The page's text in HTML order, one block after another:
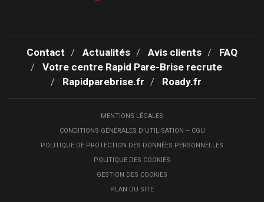
Contact Actualités Avis clients
FAQ
Votre centre Rapid Pare-Brise recrute
Rapidparebrise.fr
Roady.fr
MENTIONS LÉGALES
CONDITIONS GÉNÉRALES D’UTILISATION – CGU
POLITIQUE DE PROTECTION DES DONNÉES PERSONNELLES
POLITIQUE DES COOKIES
GESTION DES COOKIES
PLAN DU SITE